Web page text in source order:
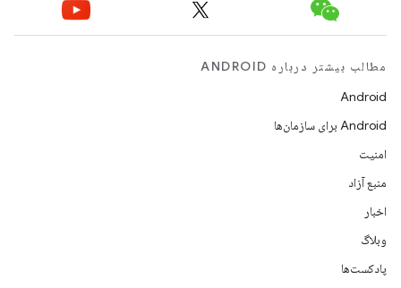
مطالب بیشتر درباره ANDROID
Android
Android برای سازمان‌ها
امنیت
منبع آزاد
اخبار
وبلاگ
پادکست‌ها